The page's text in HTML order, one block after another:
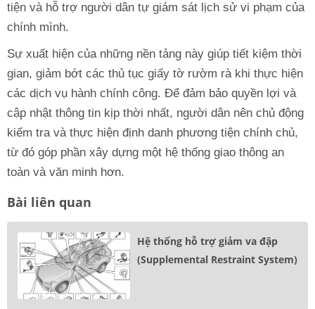
tiện và hỗ trợ người dân tự giám sát lịch sử vi phạm của
chính mình.
Sự xuất hiện của những nền tảng này giúp tiết kiệm thời
gian, giảm bớt các thủ tục giấy tờ rườm rà khi thực hiện
các dịch vụ hành chính công. Để đảm bảo quyền lợi và
cập nhật thông tin kịp thời nhất, người dân nên chủ động
kiểm tra và thực hiện định danh phương tiện chính chủ,
từ đó góp phần xây dựng một hệ thống giao thông an
toàn và văn minh hơn.
Bài liên quan
Hệ thống hỗ trợ giảm va đập
(Supplemental Restraint System)